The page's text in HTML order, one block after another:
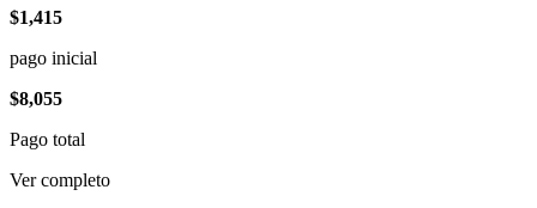
$1,415
pago inicial
$8,055
Pago total
Ver completo